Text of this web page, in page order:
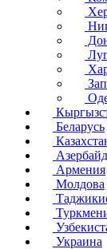
Беларусь
Армения
Молдова
Украина